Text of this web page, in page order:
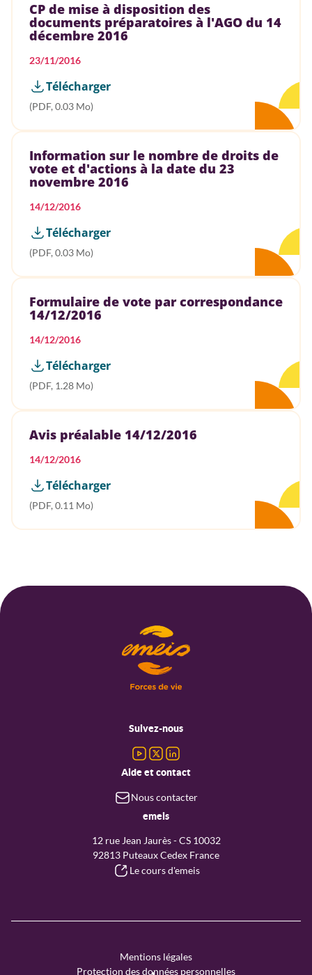
CP de mise à disposition des
documents préparatoires à l'AGO du 14
décembre 2016
23/11/2016
Télécharger
(PDF, 0.03 Mo)
Information sur le nombre de droits de
vote et d'actions à la date du 23
novembre 2016
14/12/2016
Télécharger
(PDF, 0.03 Mo)
Formulaire de vote par correspondance
14/12/2016
14/12/2016
Télécharger
(PDF, 1.28 Mo)
Avis préalable 14/12/2016
14/12/2016
Télécharger
(PDF, 0.11 Mo)
Suivez-nous
Aide et contact
Nous contacter
emeis
12 rue Jean Jaurès - CS 10032
92813 Puteaux Cedex France
Le cours d'emeis
Mentions légales
Protection des données personnelles